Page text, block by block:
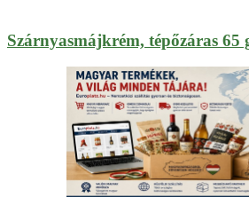
Szárnyasmájkrém, tépőzáras 65